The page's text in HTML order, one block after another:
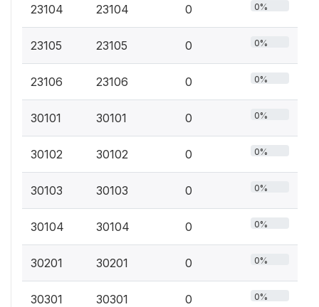
23104 23104 0 0%
23105 23105 0 0%
23106 23106 0 0%
30101 30101 0 0%
30102 30102 0 0%
30103 30103 0 0%
30104 30104 0 0%
30201 30201 0 0%
30301 30301 0 0%